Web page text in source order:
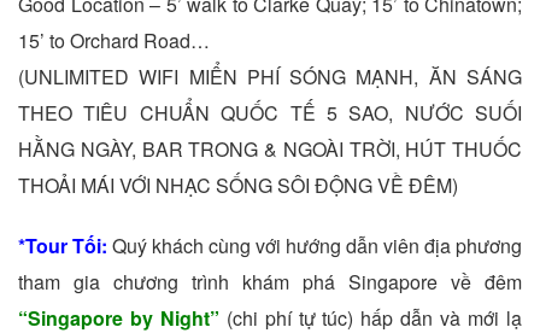
15’ to Orchard Road…
(UNLIMITED WIFI MIỂN PHÍ SÓNG MẠNH, ĂN SÁNG
THEO TIÊU CHUẨN QUỐC TẾ 5 SAO, NƯỚC SUỐI
HẰNG NGÀY, BAR TRONG & NGOÀI TRỜI, HÚT THUỐC
THOẢI MÁI VỚI NHẠC SỐNG SÔI ĐỘNG VỀ ĐÊM)
*Tour Tối: Quý khách cùng với hướng dẫn viên địa phương
tham gia chương trình khám phá Singapore về đêm
“Singapore by Night” (chi phí tự túc) hấp dẫn và mới lạ